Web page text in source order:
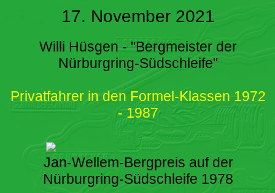
17. November 2021
Willi Hüsgen - "Bergmeister der
Nürburgring-Südschleife"
Privatfahrer in den Formel-Klassen 1972
- 1987
Jan-Wellem-Bergpreis auf der
Nürburgring-Südschleife 1978